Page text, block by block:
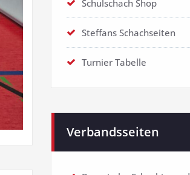
Schulschach Shop
Steffans Schachseiten
Turnier Tabelle
Verbandsseiten